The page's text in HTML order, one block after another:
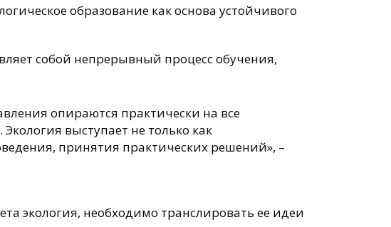
образование как основа устойчивого
собой непрерывный процесс обучения,
опираются практически на все
выступает не только как
принятия практических решений», –
экология, необходимо транслировать ее идеи